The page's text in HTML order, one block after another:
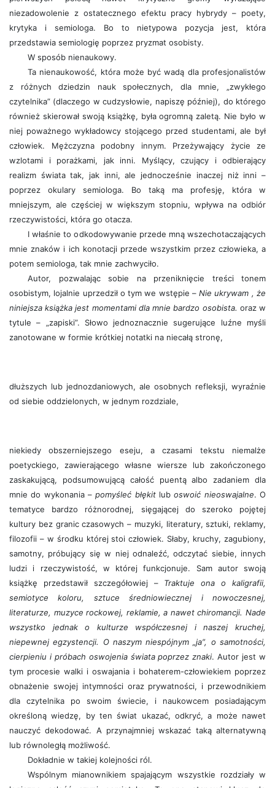
niezadowolenie z ostatecznego efektu pracy hybrydy – poety,
krytyka i semiologa. Bo to nietypowa pozycja jest, która
przedstawia semiologię poprzez pryzmat osobisty.
W sposób nienaukowy.
Ta nienaukowość, która może być wadą dla profesjonalistów
z różnych dziedzin nauk społecznych, dla mnie, „zwykłego
czytelnika” (dlaczego w cudzysłowie, napiszę później), do którego
również skierował swoją książkę, była ogromną zaletą. Nie było w
niej poważnego wykładowcy stojącego przed studentami, ale był
człowiek. Mężczyzna podobny innym. Przeżywający życie ze
wzlotami i porażkami, jak inni. Myślący, czujący i odbierający
realizm świata tak, jak inni, ale jednocześnie inaczej niż inni –
poprzez okulary semiologa. Bo taką ma profesję, która w
mniejszym, ale częściej w większym stopniu, wpływa na odbiór
rzeczywistości, która go otacza.
I właśnie to odkodowywanie przede mną wszechotaczających
mnie znaków i ich konotacji przede wszystkim przez człowieka, a
potem semiologa, tak mnie zachwyciło.
Autor, pozwalając sobie na przeniknięcie treści tonem
osobistym, lojalnie uprzedził o tym we wstępie –Nie ukrywam , że
niniejsza książka jest momentami dla mnie bardzo osobista. oraz w
tytule – „zapiski”. Słowo jednoznacznie sugerujące luźne myśli
zanotowane w formie krótkiej notatki na niecałą stronę,
dłuższych lub jednozdaniowych, ale osobnych refleksji, wyraźnie
od siebie oddzielonych, w jednym rozdziale,
niekiedy obszerniejszego eseju, a czasami tekstu niemalże
poetyckiego, zawierającego własne wiersze lub zakończonego
zaskakującą, podsumowującą całość puentą albo zadaniem dla
mnie do wykonania –pomyśleć błękitluboswoić nieoswajalne. O
tematyce bardzo różnorodnej, sięgającej do szeroko pojętej
kultury bez granic czasowych – muzyki, literatury, sztuki, reklamy,
filozofii – w środku której stoi człowiek. Słaby, kruchy, zagubiony,
samotny, próbujący się w niej odnaleźć, odczytać siebie, innych
ludzi i rzeczywistość, w której funkcjonuje. Sam autor swoją
książkę przedstawił szczegółowiej – Traktuje ona o kaligrafii,
semiotyce koloru, sztuce średniowiecznej i nowoczesnej,
literaturze, muzyce rockowej, reklamie, a nawet chiromancji. Nade
wszystko jednak o kulturze współczesnej i naszej kruchej,
niepewnej egzystencji. O naszym niespójnym „ja”, o samotności,
cierpieniu i próbach oswojenia świata poprzez znaki. Autor jest w
tym procesie walki i oswajania i bohaterem-człowiekiem poprzez
obnażenie swojej intymności oraz prywatności, i przewodnikiem
dla czytelnika po swoim świecie, i naukowcem posiadającym
określoną wiedzę, by ten świat ukazać, odkryć, a może nawet
nauczyć dekodować. A przynajmniej wskazać taką alternatywną
lub równoległą możliwość.
Dokładnie w takiej kolejności ról.
Wspólnym mianownikiem spajającym wszystkie rozdziały w